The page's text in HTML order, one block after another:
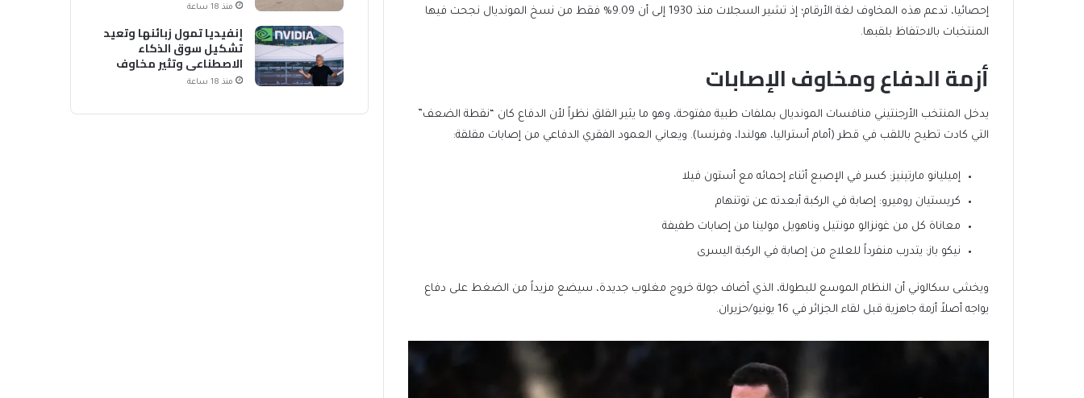
إحصائيا، تدعم هذه المخاوف لغة الأرقام؛ إذ تشير السجلات منذ 1930 إلى أن 9.09% فقط من نسخ المونديال نجحت فيها
المنتخبات بالاحتفاظ بلقبها.
أزمة الدفاع ومخاوف الإصابات
يدخل المنتخب الأرجنتيني منافسات المونديال بملفات طبية مفتوحة، وهو ما يثير القلق نظراً لأن الدفاع كان “نقطة الضعف”
التي كادت تطيح باللقب في قطر (أمام أستراليا، هولندا، وفرنسا). ويعاني العمود الفقري الدفاعي من إصابات مقلقة:
إميليانو مارتينيز: كسر في الإصبع أثناء إحمائه مع أستون فيلا
كريستيان روميرو: إصابة في الركبة أبعدته عن توتنهام
معاناة كل من غونزالو مونتيل وناهويل مولينا من إصابات طفيفة
نيكو باز: يتدرب منفرداً للعلاج من إصابة في الركبة اليسرى
ويخشى سكالوني أن النظام الموسع للبطولة، الذي أضاف جولة خروج مغلوب جديدة، سيضع مزيداً من الضغط على دفاع
يواجه أصلاً أزمة جاهزية قبل لقاء الجزائر في 16 يونيو/حزيران.
منذ 18 ساعة
إنفيديا تمول زبائنها وتعيد
تشكيل سوق الذكاء
الاصطناعي وتثير مخاوف
منذ 18 ساعة